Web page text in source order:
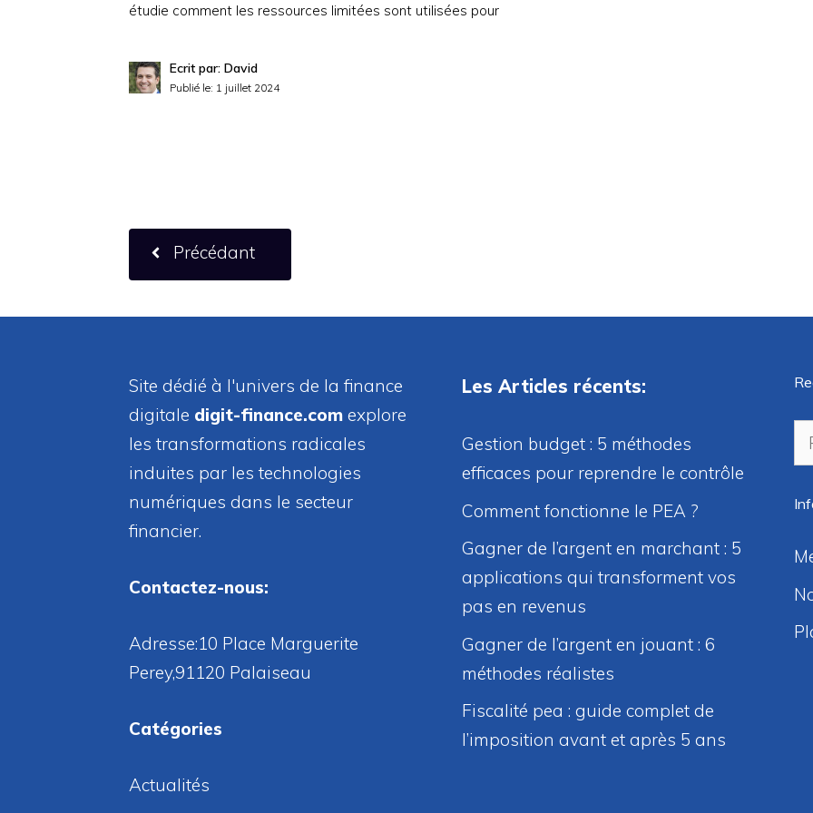
étudie comment les ressources limitées sont utilisées pour
Ecrit par: David
Publié le: 1 juillet 2024
Précédant
Site dédié à l'univers de la finance
digitale digit-finance.com explore
les transformations radicales
induites par les technologies
numériques dans le secteur
financier.
Contactez-nous:
Adresse:10 Place Marguerite
Perey,91120 Palaiseau
Catégories
Actualités
Les Articles récents:
Gestion budget : 5 méthodes
efficaces pour reprendre le contrôle
Comment fonctionne le PEA ?
Gagner de l’argent en marchant : 5
applications qui transforment vos
pas en revenus
Gagner de l’argent en jouant : 6
méthodes réalistes
Fiscalité pea : guide complet de
l’imposition avant et après 5 ans